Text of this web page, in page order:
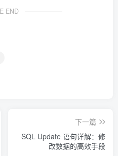
END
下一篇
SQL Update 语句详解：修
改数据的高效手段